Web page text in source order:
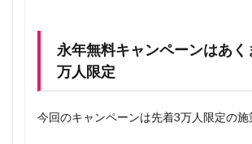
永年無料キャンペーンはあく
万人限定
今回のキャンペーンは先着3万人限定の施